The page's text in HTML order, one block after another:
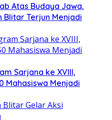
Atas Budaya Jawa,
Blitar Terjun Menjadi
Sarjana ke XVIII,
Mahasiswa Menjadi